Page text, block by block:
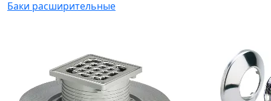
Баки расширительные